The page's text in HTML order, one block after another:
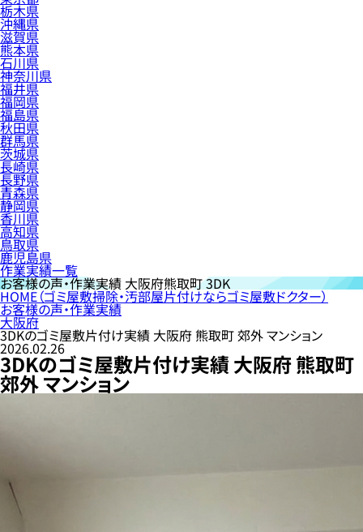
栃木県
沖縄県
滋賀県
熊本県
石川県
神奈川県
福井県
福岡県
福島県
秋田県
群馬県
茨城県
長崎県
長野県
青森県
静岡県
香川県
高知県
鳥取県
鹿児島県
作業実績一覧
お客様の声・作業実績 大阪府熊取町 3DK
HOME（ゴミ屋敷掃除・汚部屋片付けならゴミ屋敷ドクター）
お客様の声・作業実績
大阪府
3DKのゴミ屋敷片付け実績 大阪府 熊取町 郊外 マンション
2026.02.26
3DKのゴミ屋敷片付け実績 大阪府 熊取町
郊外 マンション